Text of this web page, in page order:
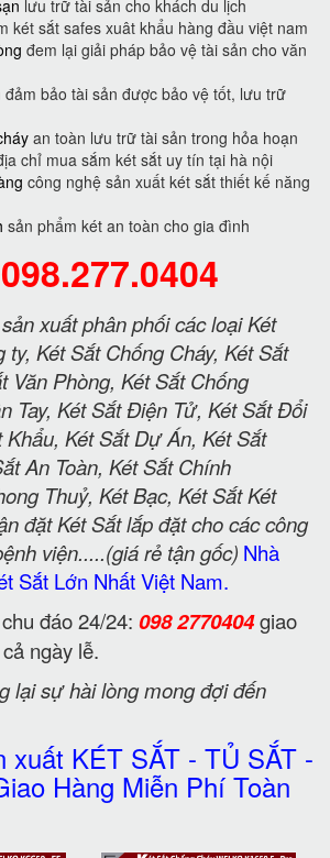
lưu trữ tài sản cho khách du lịch
két sắt safes xuât khẩu hàng đầu việt nam
đem lại giải pháp bảo vệ tài sản cho văn
đảm bảo tài sản được bảo vệ tốt, lưu trữ
an toàn lưu trữ tài sản trong hỏa hoạn
chỉ mua sắm két sắt uy tín tại hà nội
công nghệ sản xuất két sắt thiết kế năng
sản phẩm két an toàn cho gia đình
xuất phân phối các loại Két
ty, Két Sắt Chống Cháy, Két Sắt
Văn Phòng, Két Sắt Chống
Tay, Két Sắt Điện Tử, Két Sắt Đổi
Két Sắt Dự Án, Két Sắt
An Toàn, Két Sắt Chính
Thuỷ, Két Bạc, Két Sắt Két
đặt Két Sắt lắp đặt cho các công
viện.....(giá rẻ tận gốc) Nhà
Sắt Lớn Nhất Việt Nam.
đáo 24/24: 098 2770404giao
ngày lễ.
lại sự hài lòng mong đợi đến
xuất KÉT SẮT - TỦ SẮT -
Hàng Miễn Phí Toàn